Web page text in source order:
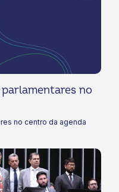
no
no centro da agenda